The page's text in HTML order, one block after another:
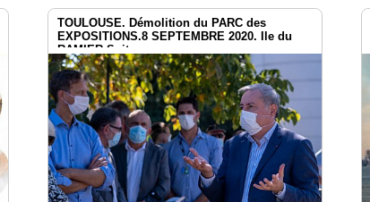
TOULOUSE. Démolition du PARC des
EXPOSITIONS.8 SEPTEMBRE 2020. Ile du
RAMIER.Suite....